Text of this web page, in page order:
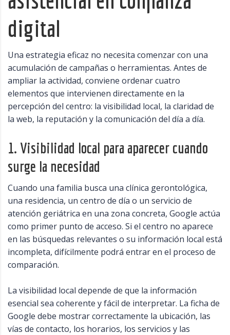
digital
Una estrategia eficaz no necesita comenzar con una
acumulación de campañas o herramientas. Antes de
ampliar la actividad, conviene ordenar cuatro
elementos que intervienen directamente en la
percepción del centro: la visibilidad local, la claridad de
la web, la reputación y la comunicación del día a día.
1. Visibilidad local para aparecer cuando
surge la necesidad
Cuando una familia busca una clínica gerontológica,
una residencia, un centro de día o un servicio de
atención geriátrica en una zona concreta, Google actúa
como primer punto de acceso. Si el centro no aparece
en las búsquedas relevantes o su información local está
incompleta, difícilmente podrá entrar en el proceso de
comparación.
La visibilidad local depende de que la información
esencial sea coherente y fácil de interpretar. La ficha de
Google debe mostrar correctamente la ubicación, las
vías de contacto, los horarios, los servicios y las